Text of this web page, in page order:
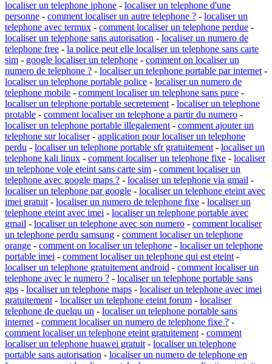
localiser un telephone iphone - localiser un telephone d'une
personne - comment localiser un autre telephone ? - localiser un
telephone avec termux - comment localiser un telephone perdue -
localiser un telephone sans autorisation - localiser un numero de
telephone free - la police peut elle localiser un telephone sans carte
sim - google localiser un telephone - comment on localiser un
numero de telephone ? - localiser un telephone portable par internet -
localiser un telephone portable police - localiser un numero de
telephone mobile - comment localiser un telephone sans puce -
localiser un telephone portable secretement - localiser un telephone
protable - comment localiser un telephone a partir du numero -
localiser un telephone portable illegalement - comment ajouter un
telephone sur localiser- application pour localiser un telephone
perdu - localiser un telephone portable sfr gratuitement - localiser un
telephone kali linux - comment localiser un telephone fixe - localiser
un telephone vole eteint sans carte sim - comment localiser un
telephone avec google maps ? - localiser un telephone via gmail -
localiser un telephone par google - localiser un telephone eteint avec
imei gratuit - localiser un numero de telephone fixe - localiser un
telephone eteint avec imei - localiser un telephone portable avec
gmail - localiser un telephone avec son numero - comment localiser
un telephone perdu samsung - comment localiser un telephone
orange - comment on localiser un telephone - localiser un telephone
portable imei - comment localiser un telephone qui est eteint -
localiser un telephone gratuitement android - comment localiser un
telephone avec le numero ? - localiser un telephone portable sans
gps - localiser un telephone maps - localiser un telephone avec imei
gratuitement - localiser un telephone eteint forum - localiser
telephone de quelqu un - localiser un telephone portable sans
internet - comment localiser un numero de telephone fixe ? -
comment localiser un telephone eteint gratuitement - comment
localiser un telephone huawei gratuit - localiser un telephone
portable sans autorisation - localiser un numero de telephone en